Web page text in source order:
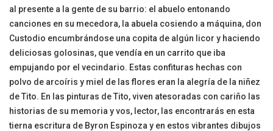
al presente a la gente de su barrio: el abuelo entonando
canciones en su mecedora, la abuela cosiendo a máquina, don
Custodio encumbrándose una copita de algún licor y haciendo
deliciosas golosinas, que vendía en un carrito que iba
empujando por el vecindario. Estas confituras hechas con
polvo de arcoíris y miel de las flores eran la alegría de la niñez
de Tito. En las pinturas de Tito, viven atesoradas con cariño las
historias de su memoria y vos, lector, las encontrarás en esta
tierna escritura de Byron Espinoza y en estos vibrantes dibujos